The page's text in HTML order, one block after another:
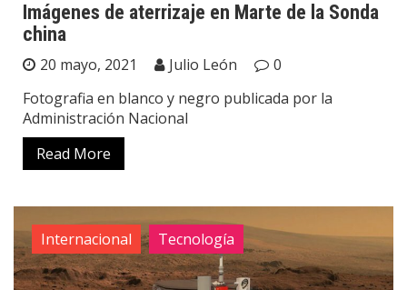
Imágenes de aterrizaje en Marte de la Sonda
china
20 mayo, 2021 Julio León
0
Fotografia en blanco y negro publicada por la
Administración Nacional
Read More
Internacional Tecnología